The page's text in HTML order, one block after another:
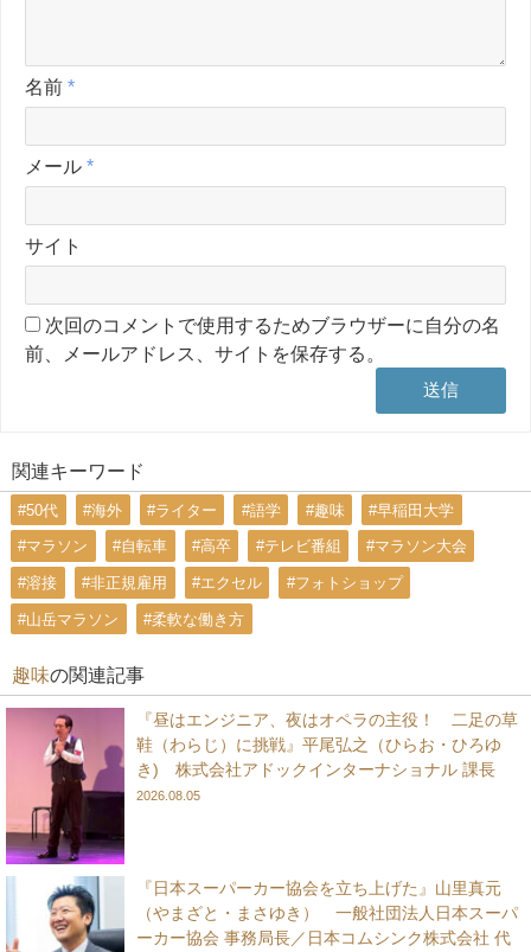
名前 *
メール *
サイト
次回のコメントで使用するためブラウザーに自分の名
前、メールアドレス、サイトを保存する。
関連キーワード
#50代 #海外 #ライター #語学 #趣味 #早稲田大学
#マラソン #自転車 #高卒 #テレビ番組 #マラソン大会
#溶接 #非正規雇用 #エクセル #フォトショップ
#山岳マラソン #柔軟な働き方
趣味の関連記事
『昼はエンジニア、夜はオペラの主役！ 二足の草
鞋（わらじ）に挑戦』平尾弘之（ひらお・ひろゆ
き) 株式会社アドックインターナショナル 課長
2026.08.05
『日本スーパーカー協会を立ち上げた』山里真元
（やまざと・まさゆき） 一般社団法人日本スーパ
ーカー協会 事務局長／日本コムシンク株式会社 代